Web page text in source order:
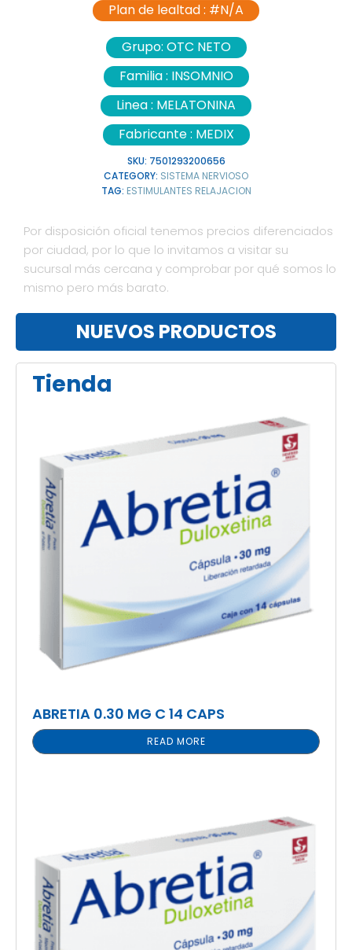
Plan de lealtad : #N/A
Grupo: OTC NETO
Familia : INSOMNIO
Linea : MELATONINA
Fabricante : MEDIX
SKU: 7501293200656
CATEGORY: SISTEMA NERVIOSO
TAG: ESTIMULANTES RELAJACION
Por disposición oficial tenemos precios diferenciados
por ciudad, por lo que lo invitamos a visitar su
sucursal más cercana y comprobar por qué somos lo
mismo pero más barato.
NUEVOS PRODUCTOS
Tienda
ABRETIA 0.30 MG C 14 CAPS
READ MORE